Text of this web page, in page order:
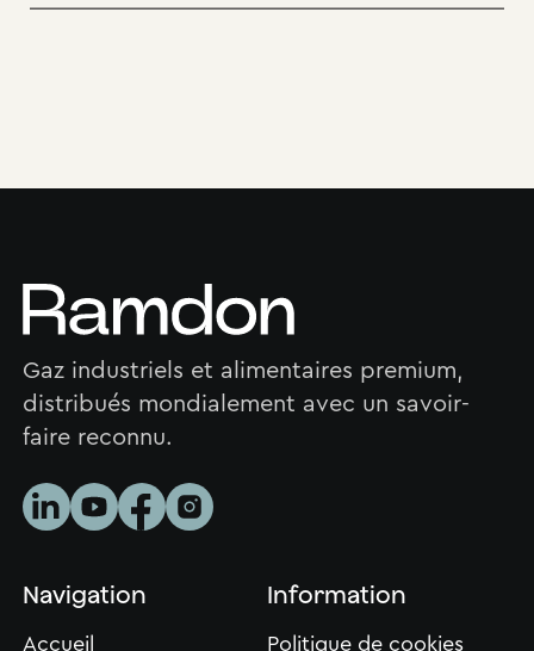
Gaz industriels et alimentaires premium,
distribués mondialement avec un savoir-
faire reconnu.
Navigation
Accueil
Information
Politique de cookies